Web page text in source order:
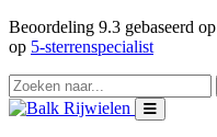
Beoordeling 9.3 gebaseerd op
op 5-sterrenspecialist